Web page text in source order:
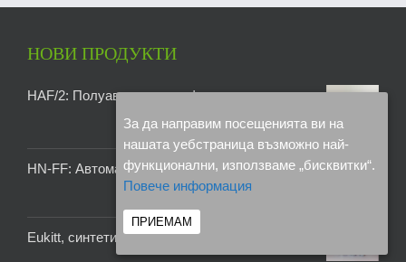
НОВИ ПРОДУКТИ
HAF/2: Полуавтоматична фреза
HN-FF: Автоматична фрезова машина
Eukitt, синтетична, термопластична смола
За да направим посещенията ви на
нашата уебстраница възможно най-
функционални, използваме „бисквитки“.
Повече информация
ПРИЕМАМ